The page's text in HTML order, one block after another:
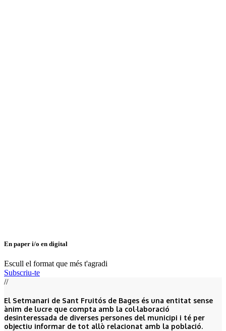
En paper i/o en digital
Escull el format que més t'agradi
Subscriu-te
//
El Setmanari de Sant Fruitós de Bages és una entitat sense
ànim de lucre que compta amb la col·laboració
desinteressada de diverses persones del municipi i té per
objectiu informar de tot allò relacionat amb la població.